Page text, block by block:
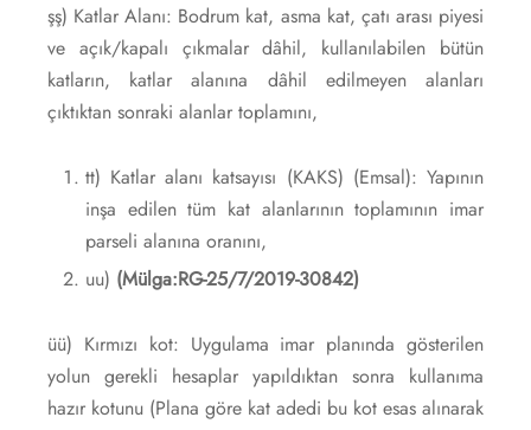
şş) Katlar Alanı: Bodrum kat, asma kat, çatı arası piyesi
ve açık/kapalı çıkmalar dâhil, kullanılabilen bütün
katların, katlar alanına dâhil edilmeyen alanları
çıktıktan sonraki alanlar toplamını,
tt) Katlar alanı katsayısı (KAKS) (Emsal): Yapının
inşa edilen tüm kat alanlarının toplamının imar
parseli alanına oranını,
uu) (Mülga:RG-25/7/2019-30842)
üü) Kırmızı kot: Uygulama imar planında gösterilen
yolun gerekli hesaplar yapıldıktan sonra kullanıma
hazır kotunu (Plana göre kat adedi bu kot esas alınarak